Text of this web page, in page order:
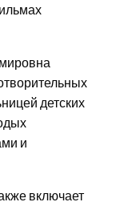
детских
и
включает